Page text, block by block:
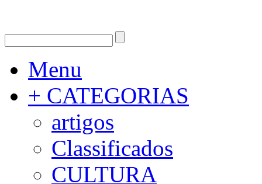
Menu
+ CATEGORIAS
artigos
Classificados
CULTURA